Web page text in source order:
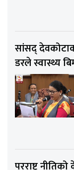
सांसद्
डरले स्वास्थ्य
परराष्ट्र